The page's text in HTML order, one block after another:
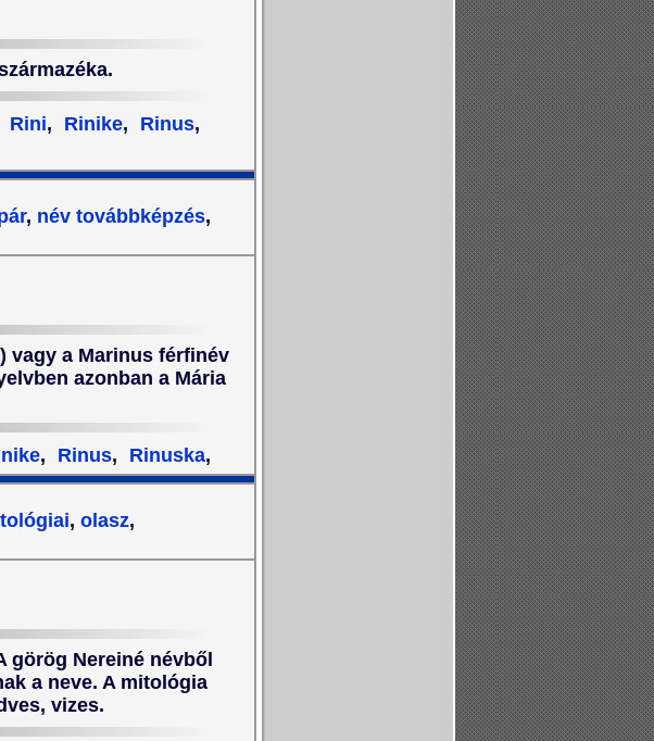
Rini, Rinike, Rinus,
, név továbbképzés,
vagy a Marinus férfinév
azonban a Mária
, Rinus, Rinuska,
, olasz,
görög Nereiné névből
a neve. A mitológia
vizes.